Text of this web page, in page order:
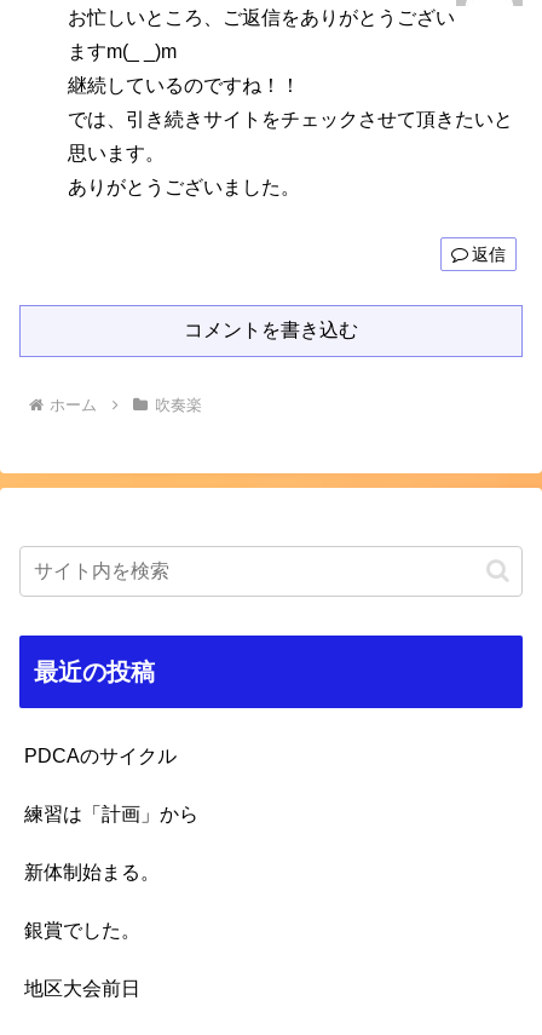
お忙しいところ、ご返信をありがとうござい
ますm(_ _)m
継続しているのですね！！
では、引き続きサイトをチェックさせて頂きたいと
思います。
ありがとうございました。
返信
コメントを書き込む
ホーム 吹奏楽
最近の投稿
PDCAのサイクル
練習は「計画」から
新体制始まる。
銀賞でした。
地区大会前日